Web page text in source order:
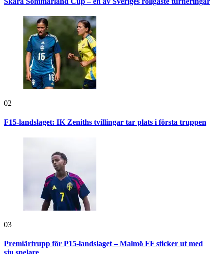
02
F15-landslaget: IK Zeniths tvillingar tar plats i första truppen
03
Premiärtrupp för P15-landslaget – Malmö FF sticker ut med
sju spelare